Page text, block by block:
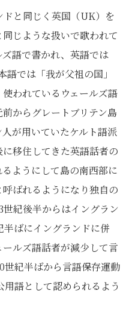
と同じく英国（UK）を
じような扱いで歌われて
語で書かれ、英語では
では「我が父祖の国」
われているウェールズ語
からグレートブリテン島
が用いていたケルト語派
移住してきた英語話者の
ようにして島の南西部に
ばれるようになり独自の
紀後半からはイングラン
半ばにイングランドに併
ルズ語話者が減少して言
紀半ばから言語保存運動
語として認められるよう